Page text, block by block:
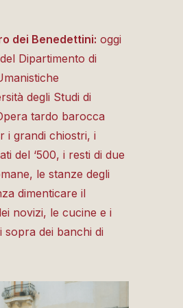
dei Benedettini: oggi
Dipartimento di
degli Studi di
tardo barocca
i grandi chiostri, i
del ‘500, i resti di due
le stanze degli
dimenticare il
novizi, le cucine e i
sopra dei banchi di